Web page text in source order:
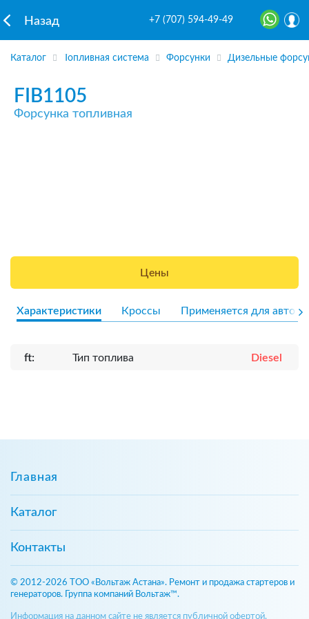
Назад +7 (707) 594-49-49
Каталог Топливная система Форсунки Дизельные
FIB1105
Форсунка топливная
Цены
Характеристики Кроссы Применяется для авто
ft: Тип топлива Diesel
Главная
Каталог
Контакты
© 2012-2026 ТОО «Вольтаж Астана». Ремонт и продажа стартеров и
генераторов. Группа компаний Вольтаж™.
Информация на данном сайте не является публичной офертой,